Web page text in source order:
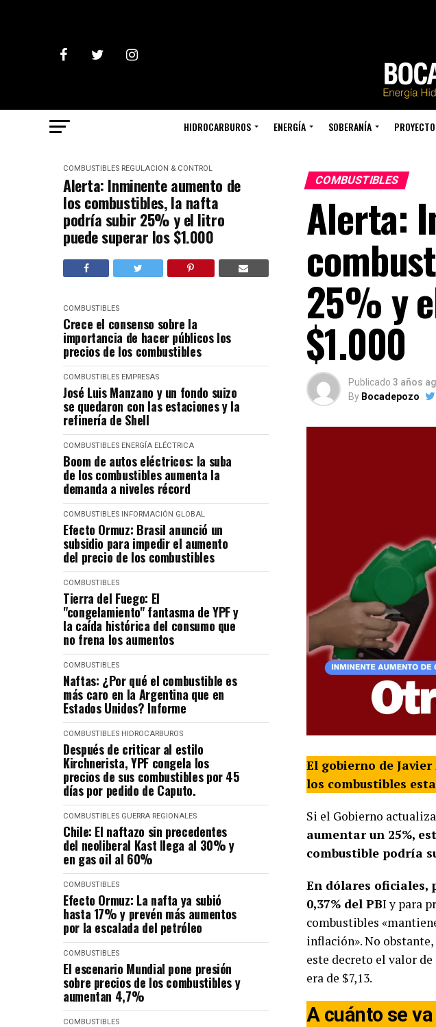
HIDROCARBUROS ENERGÍA SOBERANÍA
COMBUSTIBLES REGULACIÓN & CONTROL
Alerta: Inminente aumento de
los combustibles, la nafta
podría subir 25% y el litro
puede superar los $1.000
COMBUSTIBLES
Crece el consenso sobre la
importancia de hacer públicos los
precios de los combustibles
COMBUSTIBLES EMPRESAS
José Luis Manzano y un fondo suizo
se quedaron con las estaciones y la
refinería de Shell
COMBUSTIBLES ENERGÍA ELÉCTRICA
Boom de autos eléctricos: la suba
de los combustibles aumenta la
demanda a niveles récord
COMBUSTIBLES INFORMACIÓN GLOBAL
Efecto Ormuz: Brasil anunció un
subsidio para impedir el aumento
del precio de los combustibles
COMBUSTIBLES
Tierra del Fuego: El
"congelamiento" fantasma de YPF y
la caída histórica del consumo que
no frena los aumentos
COMBUSTIBLES
Naftas: ¿Por qué el combustible es
más caro en la Argentina que en
Estados Unidos? Informe
COMBUSTIBLES HIDROCARBUROS
Después de criticar al estilo
Kirchnerista, YPF congela los
precios de sus combustibles por 45
días por pedido de Caputo.
COMBUSTIBLES GUERRA REGIONALES
Chile: El naftazo sin precedentes
del neoliberal Kast llega al 30% y
en gas oil al 60%
COMBUSTIBLES
Efecto Ormuz: La nafta ya subió
hasta 17% y prevén más aumentos
por la escalada del petróleo
COMBUSTIBLES
El escenario Mundial pone presión
sobre precios de los combustibles y
aumentan 4,7%
COMBUSTIBLES
COMBUSTIBLES
Alerta:
25% y
$1.000
Publicado 3 años
By Bocadepozo
El gobierno de
los combustibles
Si el Gobierno
aumentar un 25%,
combustible podría
En dólares oficiales,
0,37% del PBI y para
combustibles
inflación». No
este decreto el valor
era de $7,13.
A cuánto se